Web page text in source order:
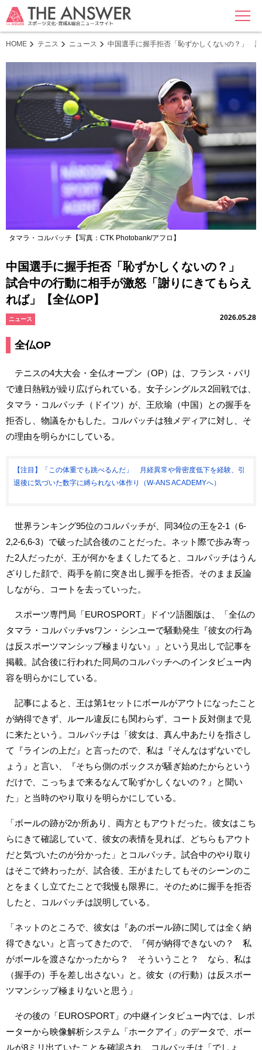
MENU
HOME テニス ニュース 中国選手に握手拒否「恥ずかしくないの？」
タマラ・コルパッチ【写真：CTK Photobank/アフロ】
中国選手に握手拒否「恥ずかしくないの？」
試合中の行動に相手が激怒「謝りにきてもらえ
れば」【全仏OP】
ニュース 2026.05.28
全仏OP
テニスの4大大会・全仏オープン（OP）は、フランス・パリ
で連日熱戦が繰り広げられている。女子シングルス2回戦では、
タマラ・コルパッチ（ドイツ）が、王欣瑜（中国）との握手を
拒否し、物議をかもした。コルパッチは独メディアに対し、そ
の理由を明らかにしている。
【注目】「この体重でも跳べるんだ」 月経異常や骨密度低下を経験、引
退後に気づいた数字に縛られない体作り（W-ANS ACADEMYへ）
世界ランキング95位のコルパッチが、同34位の王を2-1（6-
2,2-6,6-3）で破った試合後のことだった。ネット際で歩み寄っ
た2人だったが、王が何かをまくしたてると、コルパッチはうん
ざりした顔で、両手を前に突き出し握手を拒否。そのまま反論
しながら、コートを去っていった。
スポーツ専門局「EUROSPORT」ドイツ語圏版は、「全仏の
タマラ・コルパッチvsワン・シンユーで騒動発生『彼女の行為
は反スポーツマンシップ極まりない』」という見出しで記事を
掲載。試合後に行われた同局のコルパッチへのインタビュー内
容を明らかにしている。
記事によると、王は第1セットにボールがアウトになったこと
が納得できず、ルール違反にも関わらず、コート反対側まで見
に来たという。コルパッチは「彼女は、真ん中あたりを指さし
て『ラインの上だ』と言ったので、私は『そんなはずないでし
ょう』と言い、『そちら側のボックスが騒ぎ始めたからという
だけで、こっちまで来るなんて恥ずかしくないの？』と聞い
た」と当時のやり取りを明らかにしている。
「ボールの跡が2か所あり、両方ともアウトだった。彼女はこち
らにきて確認していて、彼女の表情を見れば、どちらもアウト
だと気づいたのが分かった」とコルパッチ。試合中のやり取り
はそこで終わったが、試合後、王がまたしてもそのシーンのこ
とをまくし立てたことで我慢も限界に。そのために握手を拒否
したと、コルパッチは説明している。
「ネットのところで、彼女は『あのボール跡に関しては全く納
得できない』と言ってきたので、『何が納得できないの？ 私
がボールを渡さなかったから？ そういうこと？ なら、私は
（握手の）手を差し出さない』と。彼女（の行動）は反スポー
ツマンシップ極まりないと思う」
その後の「EUROSPORT」の中継インタビュー内では、レポ
ーターから映像解析システム「ホークアイ」のデータで、ボー
ルが8ミリ出ていたことを確認され、コルパッチは「でしょ